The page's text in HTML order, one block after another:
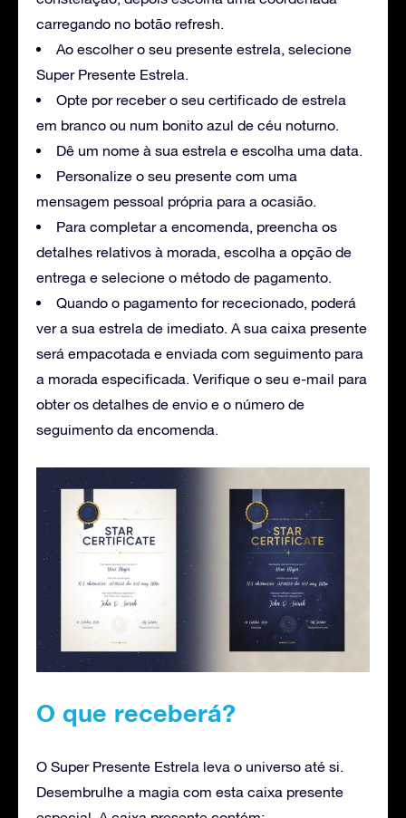
carregando no botão refresh.
Ao escolher o seu presente estrela, selecione
Super Presente Estrela.
Opte por receber o seu certificado de estrela
em branco ou num bonito azul de céu noturno.
Dê um nome à sua estrela e escolha uma data.
Personalize o seu presente com uma
mensagem pessoal própria para a ocasião.
Para completar a encomenda, preencha os
detalhes relativos à morada, escolha a opção de
entrega e selecione o método de pagamento.
Quando o pagamento for rececionado, poderá
ver a sua estrela de imediato. A sua caixa presente
será empacotada e enviada com seguimento para
a morada especificada. Verifique o seu e-mail para
obter os detalhes de envio e o número de
seguimento da encomenda.
O que receberá?
O Super Presente Estrela leva o universo até si.
Desembrulhe a magia com esta caixa presente